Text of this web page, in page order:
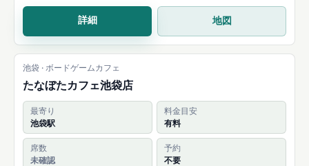
詳細 地図
池袋 · ボードゲームカフェ
たなぼたカフェ池袋店
最寄り
池袋駅
料金目安
有料
席数
未確認
予約
不要